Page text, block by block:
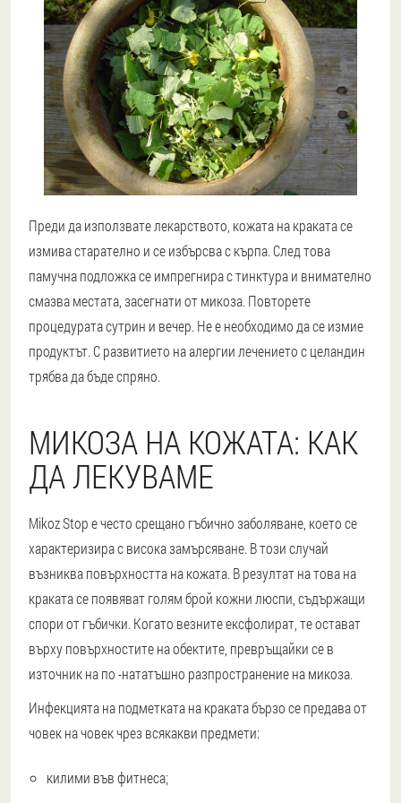
Преди да използвате лекарството, кожата на краката се
измива старателно и се избърсва с кърпа. След това
памучна подложка се импрегнира с тинктура и внимателно
смазва местата, засегнати от микоза. Повторете
процедурата сутрин и вечер. Не е необходимо да се измие
продуктът. С развитието на алергии лечението с целандин
трябва да бъде спряно.
МИКОЗА НА КОЖАТА: КАК
ДА ЛЕКУВАМЕ
Mikoz Stop е често срещано гъбично заболяване, което се
характеризира с висока замърсяване. В този случай
възниква повърхността на кожата. В резултат на това на
краката се появяват голям брой кожни люспи, съдържащи
спори от гъбички. Когато везните ексфолират, те остават
върху повърхностите на обектите, превръщайки се в
източник на по -нататъшно разпространение на микоза.
Инфекцията на подметката на краката бързо се предава от
човек на човек чрез всякакви предмети:
килими във фитнеса;